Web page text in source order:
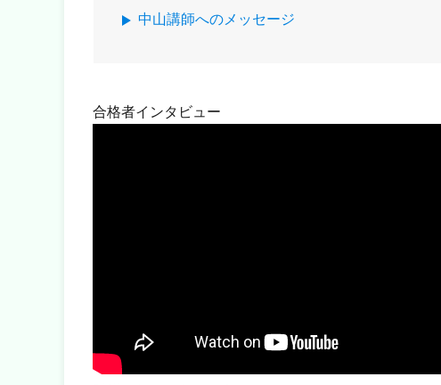
中山講師へのメッセージ
合格者インタビュー